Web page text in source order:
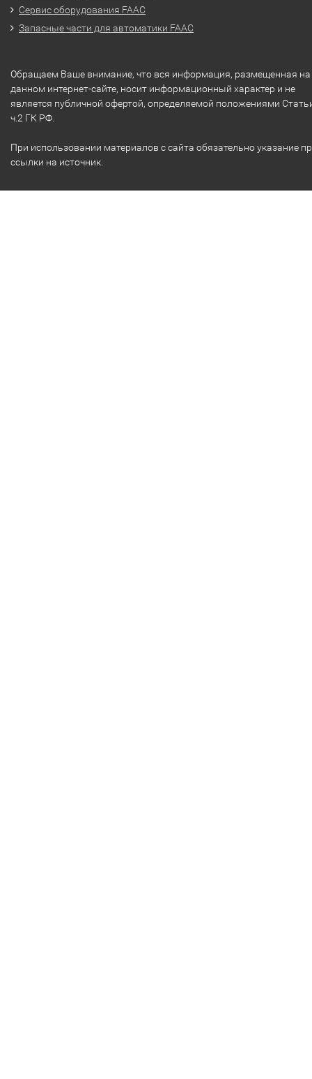
Сервис оборудования FAAC
Запасные части для автоматики FAAC
Обращаем Ваше внимание, что вся информация, размещенная на
данном интернет-сайте, носит информационный характер и не
является публичной офертой, определяемой положениями
ч.2 ГК РФ.
При использовании материалов с сайта обязательно указание
ссылки на источник.